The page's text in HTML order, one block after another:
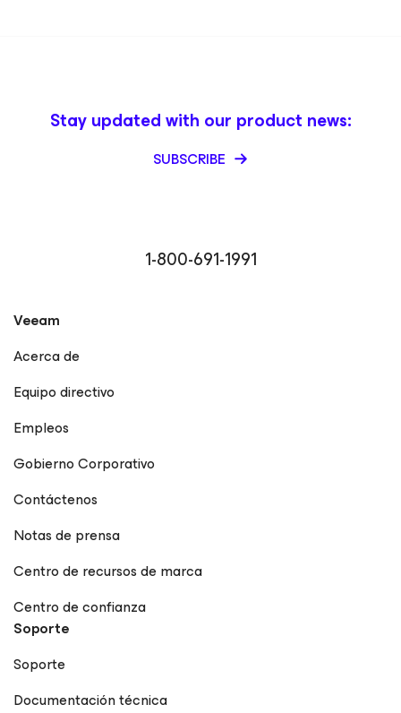
1-800-691-1991
Stay updated with our product news:
SUBSCRIBE
Veeam
Acerca de
Equipo directivo
Empleos
Gobierno Corporativo
Contáctenos
Notas de prensa
Centro de recursos de marca
Centro de confianza
Soporte
Soporte
Documentación técnica